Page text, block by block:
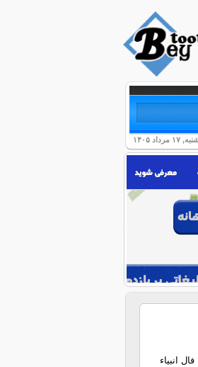
۱۷ مرداد ۱۴۰۵
فال انبیاء